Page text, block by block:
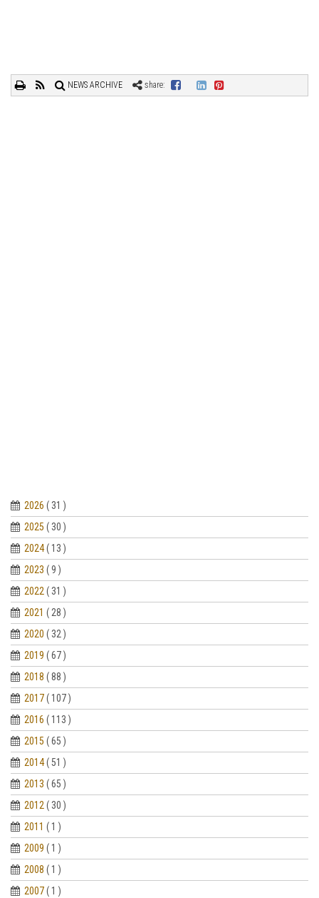
NEWS ARCHIVE share:
2026 ( 31 )
2025 ( 30 )
2024( 13 )
2023 ( 9 )
2022 ( 31 )
2021 ( 28 )
2020 ( 32 )
2019 ( 67 )
2018 ( 88 )
2017( 107 )
2016 ( 113 )
2015 ( 65 )
2014( 51 )
2013 ( 65 )
2012 ( 30 )
2011 ( 1 )
2009 ( 1 )
2008 ( 1 )
2007( 1 )